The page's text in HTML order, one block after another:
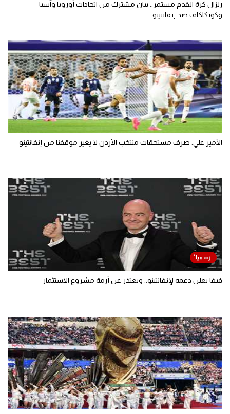
زلزال كرة القدم مستمر.. بيان مشترك من اتحادات أوروبا وآسيا
وكونكاكاف ضد إنفانتينو
الأمير علي: صرف مستحقات منتخب الأردن لا يغير موقفنا من إنفانتينو
فيفا يعلن دعمه لإنفانتينو.. ويعتذر عن أزمة مشروع الاستثمار